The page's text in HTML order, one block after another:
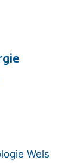
Wels